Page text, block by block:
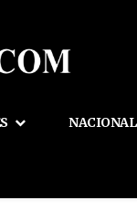
NACIONAL